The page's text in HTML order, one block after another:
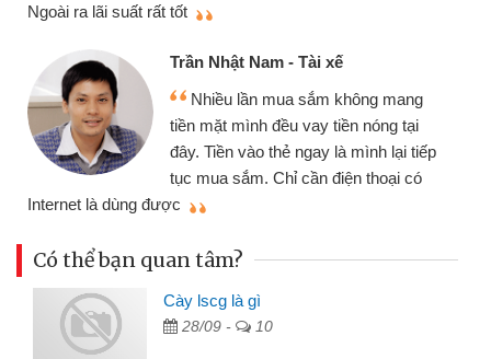
Ngoài ra lãi suất rất tốt
Trần Nhật Nam - Tài xế
Nhiều lần mua sắm không mang
tiền mặt mình đều vay tiền nóng tại
đây. Tiền vào thẻ ngay là mình lại tiếp
tục mua sắm. Chỉ cần điện thoại có
Internet là dùng được
Có thể bạn quan tâm?
Cày lscg là gì
28/09 - 10